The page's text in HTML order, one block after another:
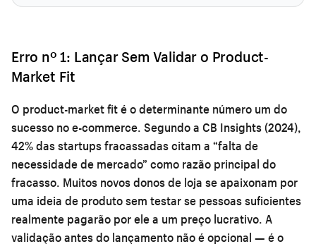
Erro nº 1: Lançar Sem Validar o Product-
Market Fit
O product-market fit é o determinante número um do
sucesso no e-commerce. Segundo a CB Insights (2024),
42% das startups fracassadas citam a “falta de
necessidade de mercado” como razão principal do
fracasso. Muitos novos donos de loja se apaixonam por
uma ideia de produto sem testar se pessoas suficientes
realmente pagarão por ele a um preço lucrativo. A
validação antes do lançamento não é opcional — é o